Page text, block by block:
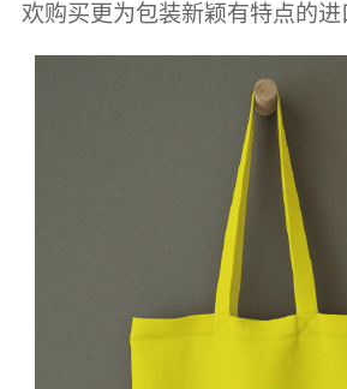
欢购买更为包装新颖有特点的进